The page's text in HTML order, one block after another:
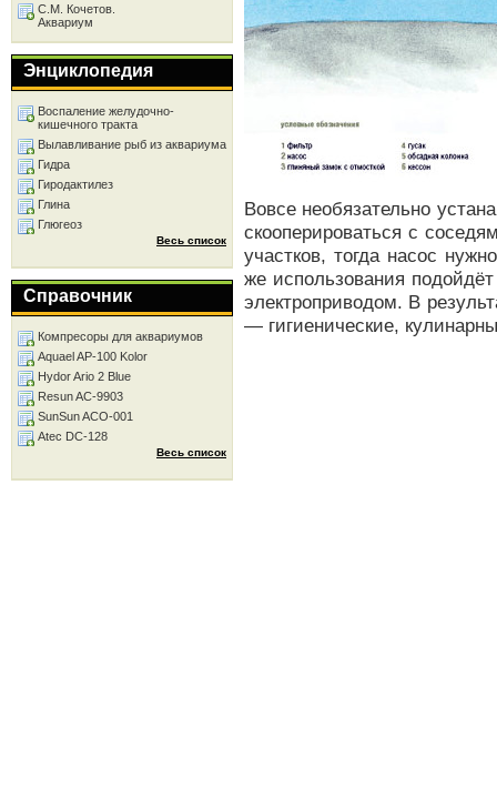
Вовсе необязательно
скооперироваться с
участков, тогда насос
же использования
электроприводом. В
— гигиенические,
С.М. Кочетов.
Аквариум
Энциклопедия
Воспаление желудочно-
кишечного тракта
Вылавливание рыб из аквариума
Гидра
Гиродактилез
Глина
Глюгеоз
Весь список
Справочник
Компресоры для аквариумов
Aquael AP-100 Kolor
Hydor Ario 2 Blue
Resun AC-9903
SunSun ACO-001
Atec DC-128
Весь список